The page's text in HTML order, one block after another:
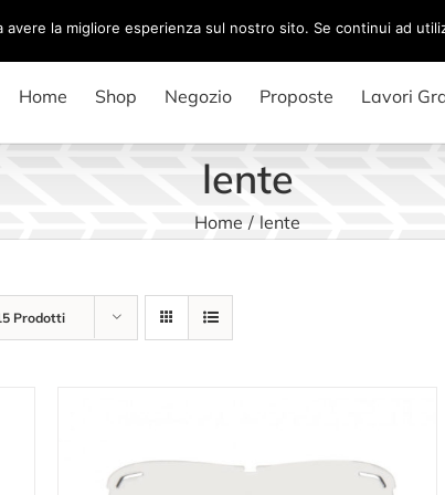
Home Shop Negozio Proposte Lavori
lente
Home / lente
Prodotti
la migliore esperienza sul nostro sito. Se continui ad